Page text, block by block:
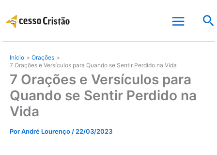
para
conteúdo
Início
Orações
7 Orações e Versículos para Quando se Sentir Perdido na Vida
7 Orações e Versículos para
Quando se Sentir Perdido na
Vida
PorAndré Lourenço / 22/03/2023